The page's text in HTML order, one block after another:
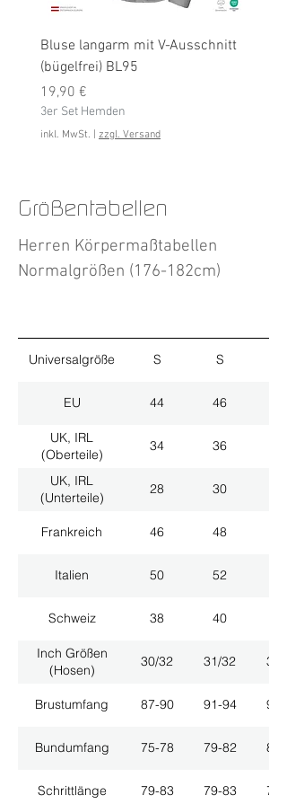
Bluse langarm mit V-Ausschnitt
(bügelfrei) BL95
Preis
19,90 €
3er Set Hemden
inkl. MwSt. zzgl. Versand
Größentabellen
Herren Körpermaßtabellen
Normalgrößen (176-182cm)
Universalgröße S S
EU 44 46
UK, IRL
(Oberteile)
34 36
UK, IRL
(Unterteile)
28 30
Frankreich 46 48
Italien 50 52
Schweiz 38 40
Inch Größen
(Hosen)
30/32 31/32 33/
Brustumfang 87-90 91-94 95-
Bundumfang 75-78 79-82 83-
Schrittlänge 79-83 79-83 79-